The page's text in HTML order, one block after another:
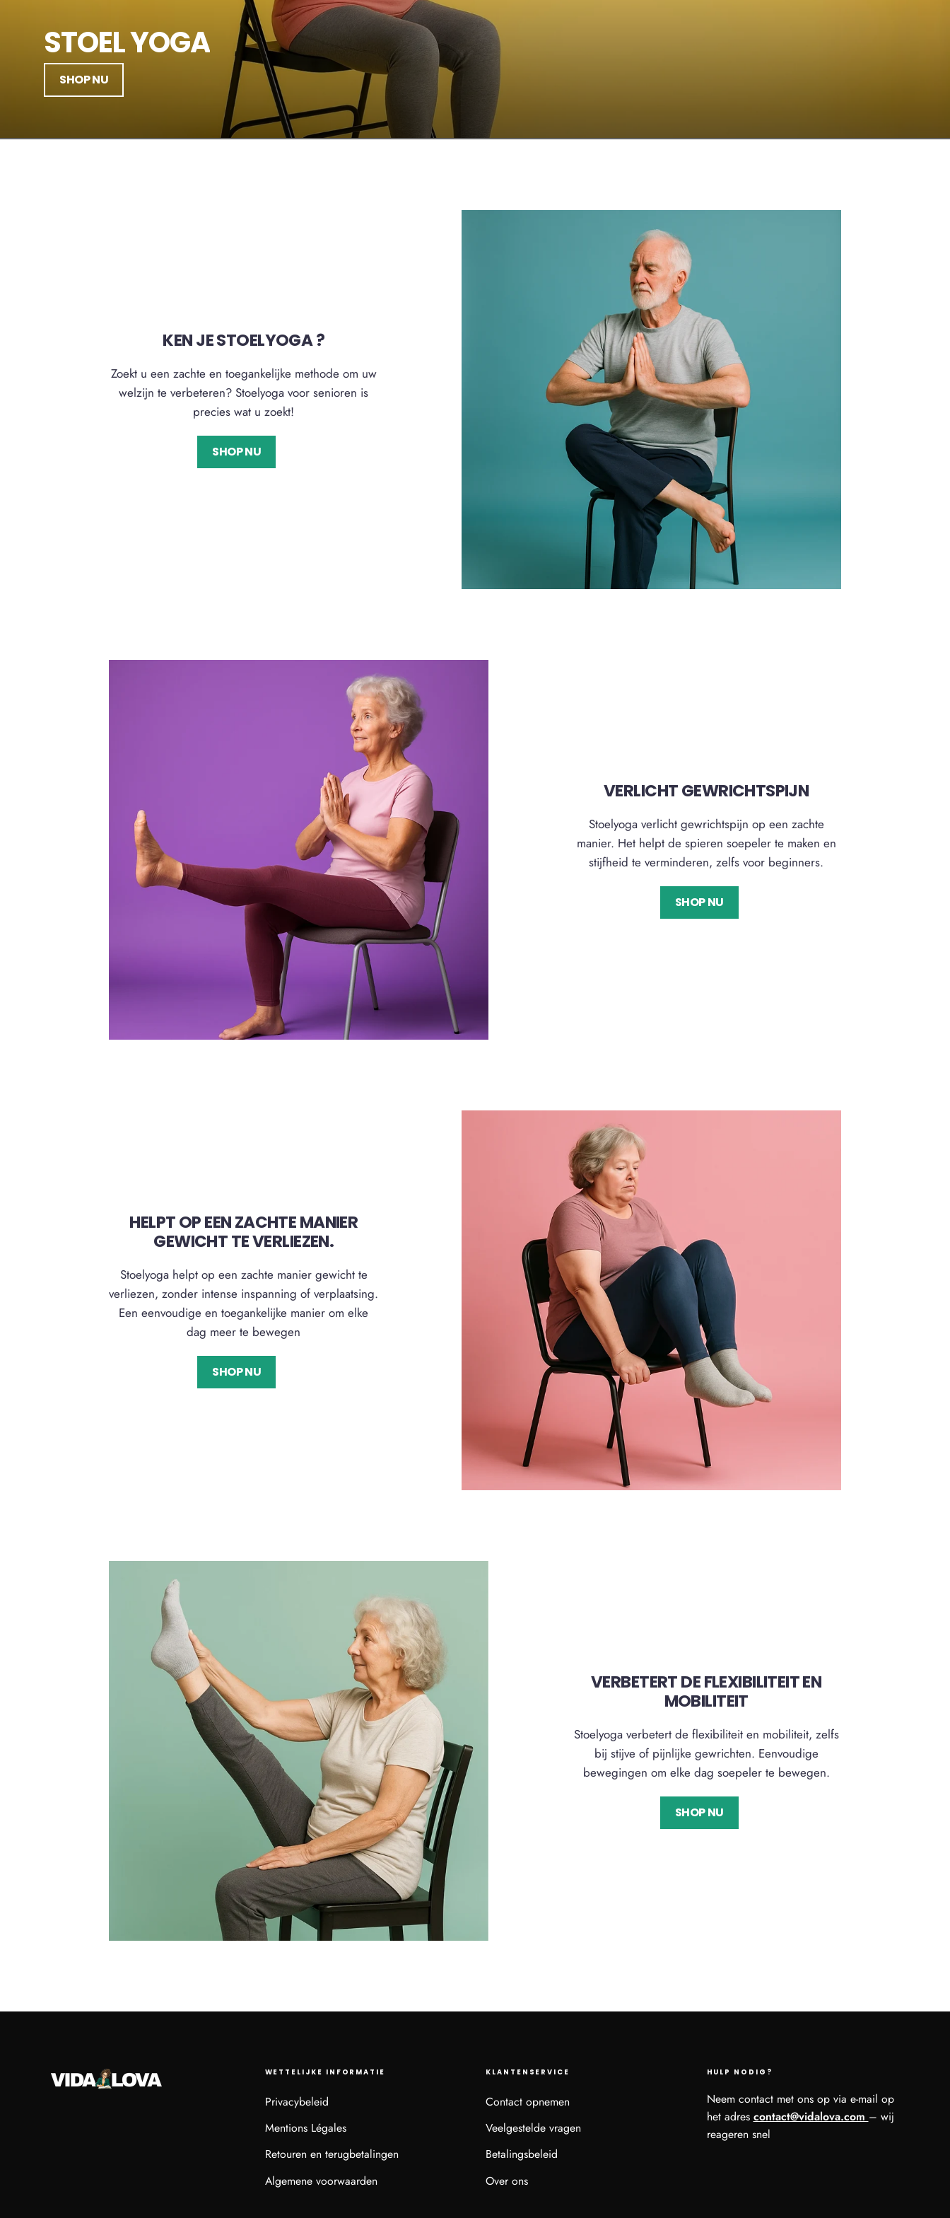
STOEL YOGA
SHOP NU
KEN JE STOELYOGA ?
Zoekt u een zachte en toegankelijke methode om uw
welzijn te verbeteren? Stoelyoga voor senioren is
precies wat u zoekt!
SHOP NU
VERLICHT GEWRICHTSPIJN
Stoelyoga verlicht gewrichtspijn op een zachte
manier. Het helpt de spieren soepeler te maken en
stijfheid te verminderen, zelfs voor beginners.
SHOP NU
HELPT OP EEN ZACHTE MANIER
GEWICHT TE VERLIEZEN.
Stoelyoga helpt op een zachte manier gewicht te
verliezen, zonder intense inspanning of verplaatsing.
Een eenvoudige en toegankelijke manier om elke
dag meer te bewegen
SHOP NU
VERBETERT DE FLEXIBILITEIT EN
MOBILITEIT
Stoelyoga verbetert de flexibiliteit en mobiliteit, zelfs
bij stijve of pijnlijke gewrichten. Eenvoudige
bewegingen om elke dag soepeler te bewegen.
SHOP NU
WETTELIJKE INFORMATIE
Privacybeleid
Mentions Légales
Retouren en terugbetalingen
Algemene voorwaarden
KLANTENSERVICE
Contact opnemen
Veelgestelde vragen
Betalingsbeleid
Over ons
HULP NODIG?
Neem contact met ons op via e-mail op
het adres contact@vidalova.com – wij
reageren snel